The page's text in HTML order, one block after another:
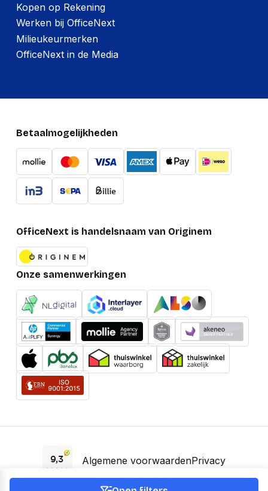
Kopen op Rekening
Werken bij OfficeNext
Milieukeurmerken
OfficeNext in de Media
Betaalmogelijkheden
OfficeNext is handelsnaam van Originem
Onze samenwerkingen
Algemene voorwaardenPrivacy
EAA Verklaring